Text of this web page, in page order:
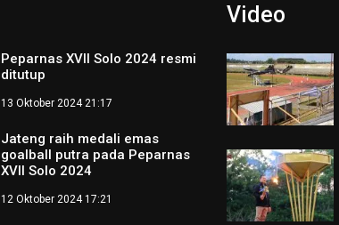
Peparnas XVII Solo 2024 resmi
ditutup
13 Oktober 2024 21:17
Jateng raih medali emas
goalball putra pada Peparnas
XVII Solo 2024
12 Oktober 2024 17:21
Video